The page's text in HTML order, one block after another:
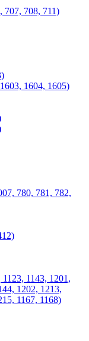
707, 708, 711)
1604, 1605)
780, 781, 782,
1143, 1201,
1202, 1213,
1167, 1168)